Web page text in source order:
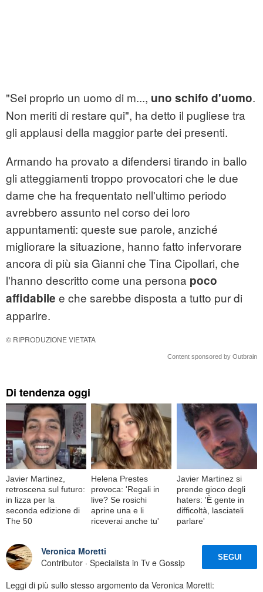
"Sei proprio un uomo di m..., uno schifo d'uomo.
Non meriti di restare qui", ha detto il pugliese tra
gli applausi della maggior parte dei presenti.
Armando ha provato a difendersi tirando in ballo
gli atteggiamenti troppo provocatori che le due
dame che ha frequentato nell'ultimo periodo
avrebbero assunto nel corso dei loro
appuntamenti: queste sue parole, anziché
migliorare la situazione, hanno fatto infervorare
ancora di più sia Gianni che Tina Cipollari, che
l'hanno descritto come una persona poco
affidabile e che sarebbe disposta a tutto pur di
apparire.
© RIPRODUZIONE VIETATA
Content sponsored by Outbrain
Di tendenza oggi
Javier Martinez,
retroscena sul futuro:
in lizza per la
seconda edizione di
The 50
Helena Prestes
provoca: 'Regali in
live? Se rosichi
aprine una e li
riceverai anche tu'
Javier Martinez si
prende gioco degli
haters: 'È gente in
difficoltà, lasciateli
parlare'
Veronica Moretti
Contributor · Specialista in Tv e Gossip
SEGUI
Leggi di più sullo stesso argomento da Veronica Moretti: